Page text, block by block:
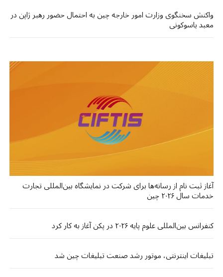
واکنش سخنگوی وزارت امور خارجه چین به احتمال حضور رهبر ژاپن در
معبد یاسوکونی
آغاز ثبت‌ نام از رسانه‌ها برای شرکت در نمایشگاه بین‌المللی تجارت
خدمات سال ۲۰۲۶ چین
کنفرانس بین‌المللی علوم پایه ۲۰۲۶ در پکن آغاز به کار کرد
تبلیغات اینترنتی، موتور رشد صنعت تبلیغات چین شد